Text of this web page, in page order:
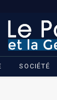
SOCIÉTÉ